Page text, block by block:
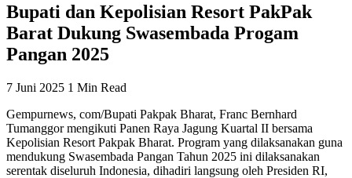
Bupati dan Kepolisian Resort PakPak
Barat Dukung Swasembada Progam
Pangan 2025
7 Juni 2025 1 Min Read
Gempurnews, com/Bupati Pakpak Bharat, Franc Bernhard
Tumanggor mengikuti Panen Raya Jagung Kuartal II bersama
Kepolisian Resort Pakpak Bharat. Program yang dilaksanakan guna
mendukung Swasembada Pangan Tahun 2025 ini dilaksanakan
serentak diseluruh Indonesia, dihadiri langsung oleh Presiden RI,